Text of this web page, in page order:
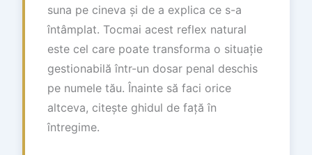
suna pe cineva și de a explica ce s-a
întâmplat. Tocmai acest reflex natural
este cel care poate transforma o situație
gestionabilă într-un dosar penal deschis
pe numele tău. Înainte să faci orice
altceva, citește ghidul de față în
întregime.